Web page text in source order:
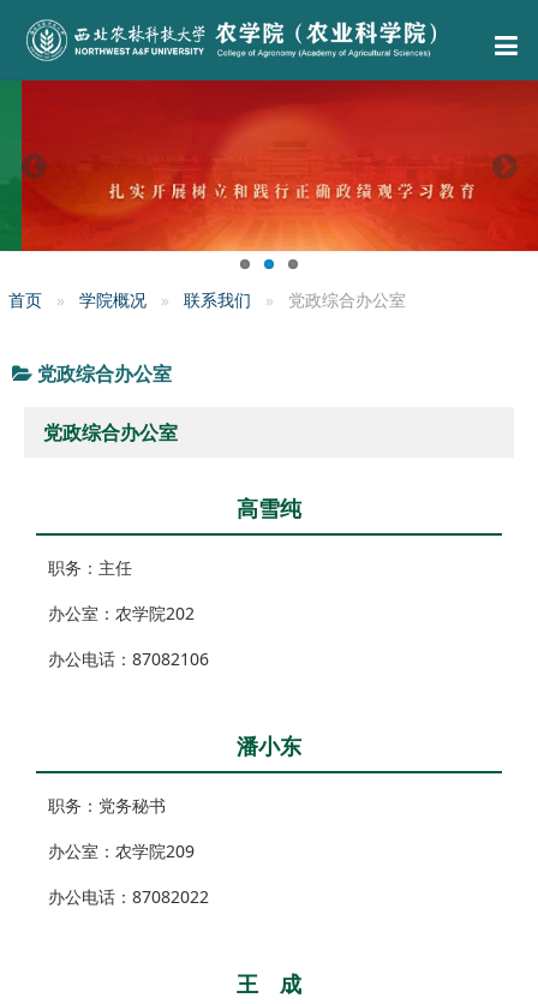
首页 学院概况 联系我们 党政综合办公室
党政综合办公室
党政综合办公室
高雪纯
职务：主任
办公室： 农学院202
办公电话：87082106
潘小东
职务：党务秘书
办公室：农学院209
办公电话：87082022
王 成